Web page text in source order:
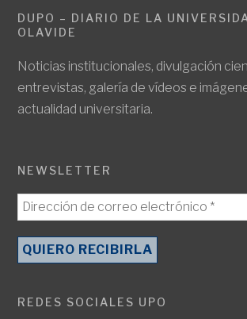
DUPO – DIARIO DE LA
OLAVIDE
Noticias institucionales, divulgación
entrevistas, galería de vídeos e
actualidad universitaria.
NEWSLETTER
REDES SOCIALES UPO